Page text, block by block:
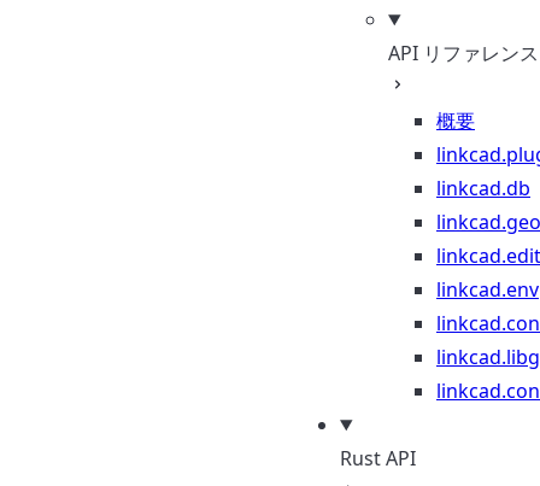
API リファレンス
概要
linkcad.db
linkcad.edit
linkcad.env
Rust API